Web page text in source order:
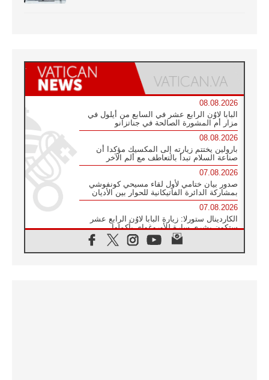
08.08.2026
البابا لاوُن الرابع عشر في السابع من أيلول في
مزار أم المشورة الصالحة في جناتزانو
08.08.2026
بارولين يختتم زيارته إلى المكسيك مؤكدا أن
صناعة السلام تبدأ بالتعاطف مع ألم الآخر
07.08.2026
صدور بيان ختامي لأول لقاء مسيحي كونفوشي
بمشاركة الدائرة الفاتيكانية للحوار بين الأديان
07.08.2026
الكاردينال ستورلا: زيارة البابا لاوُن الرابع عشر
ستكون بشرى سارة للأوروغواي بأكملها
الفاتيكان يعلن برنامج الزيارة الرسولية للبابا لاوُن